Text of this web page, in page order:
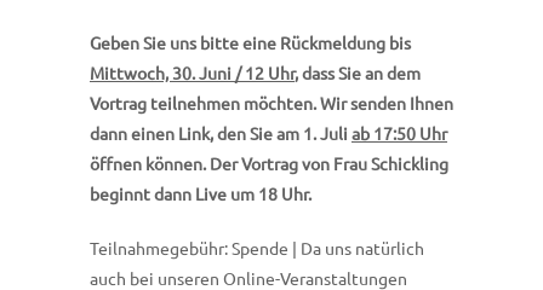
Geben Sie uns bitte eine Rückmeldung bis
Mittwoch, 30. Juni / 12 Uhr, dass Sie an dem
Vortrag teilnehmen möchten. Wir senden Ihnen
dann einen Link, den Sie am 1. Juli ab 17:50 Uhr
öffnen können. Der Vortrag von Frau Schickling
beginnt dann Live um 18 Uhr.
Teilnahmegebühr: Spende | Da uns natürlich
auch bei unseren Online-Veranstaltungen